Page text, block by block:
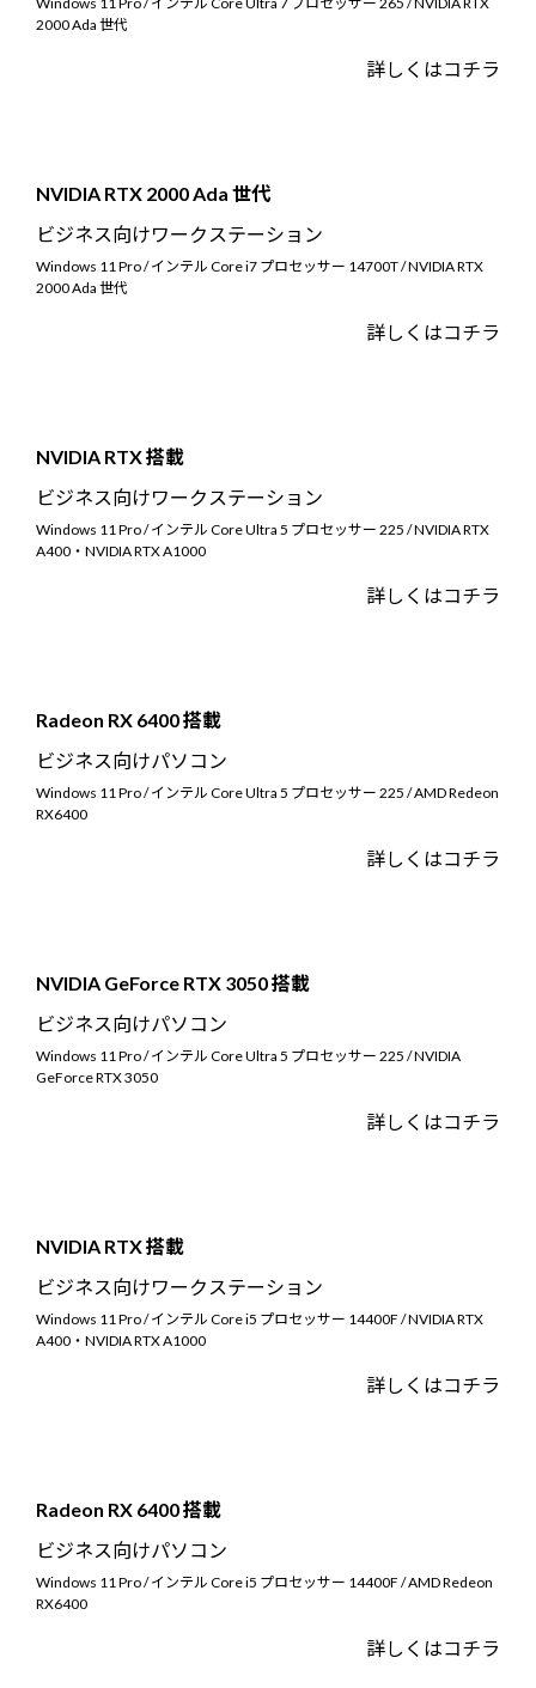
2000 Ada 世代
詳しくはコチラ
NVIDIA RTX 2000 Ada 世代
ビジネス向けワークステーション
Windows 11 Pro / インテル Core i7 プロセッサー 14700T / NVIDIA RTX
2000 Ada 世代
詳しくはコチラ
NVIDIA RTX 搭載
ビジネス向けワークステーション
Windows 11 Pro / インテル Core Ultra 5 プロセッサー 225 / NVIDIA RTX
A400・NVIDIA RTX A1000
詳しくはコチラ
Radeon RX 6400 搭載
ビジネス向けパソコン
Windows 11 Pro / インテル Core Ultra 5 プロセッサー 225 / AMD Redeon
RX6400
詳しくはコチラ
NVIDIA GeForce RTX 3050 搭載
ビジネス向けパソコン
Windows 11 Pro / インテル Core Ultra 5 プロセッサー 225 / NVIDIA
GeForce RTX 3050
詳しくはコチラ
NVIDIA RTX 搭載
ビジネス向けワークステーション
Windows 11 Pro / インテル Core i5 プロセッサー 14400F / NVIDIA RTX
A400・NVIDIA RTX A1000
詳しくはコチラ
Radeon RX 6400 搭載
ビジネス向けパソコン
Windows 11 Pro / インテル Core i5 プロセッサー 14400F / AMD Redeon
RX6400
詳しくはコチラ